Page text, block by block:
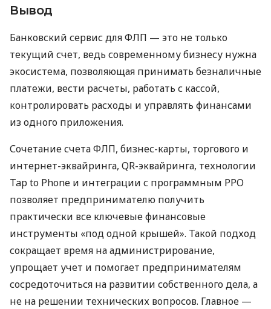
Вывод
Банковский сервис для ФЛП — это не только
текущий счет, ведь современному бизнесу нужна
экосистема, позволяющая принимать безналичные
платежи, вести расчеты, работать с кассой,
контролировать расходы и управлять финансами
из одного приложения.
Сочетание счета ФЛП, бизнес-карты, торгового и
интернет-эквайринга, QR-эквайринга, технологии
Tap to Phone и интеграции с программным РРО
позволяет предпринимателю получить
практически все ключевые финансовые
инструменты «под одной крышей». Такой подход
сокращает время на администрирование,
упрощает учет и помогает предпринимателям
сосредоточиться на развитии собственного дела, а
не на решении технических вопросов. Главное —